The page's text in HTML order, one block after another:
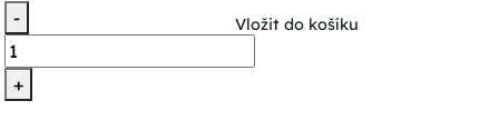
-
+
Vložit do košíku